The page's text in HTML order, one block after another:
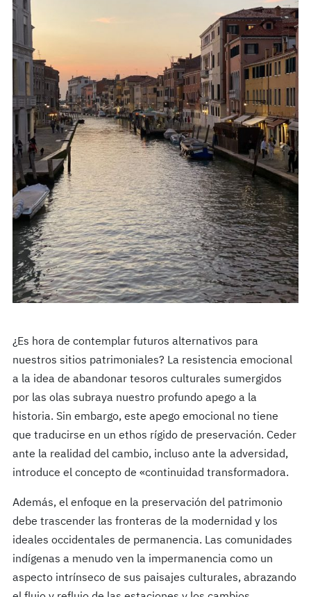
¿Es hora de contemplar futuros alternativos para
nuestros sitios patrimoniales? La resistencia emocional
a la idea de abandonar tesoros culturales sumergidos
por las olas subraya nuestro profundo apego a la
historia. Sin embargo, este apego emocional no tiene
que traducirse en un ethos rígido de preservación. Ceder
ante la realidad del cambio, incluso ante la adversidad,
introduce el concepto de «continuidad transformadora.
Además, el enfoque en la preservación del patrimonio
debe trascender las fronteras de la modernidad y los
ideales occidentales de permanencia. Las comunidades
indígenas a menudo ven la impermanencia como un
aspecto intrínseco de sus paisajes culturales, abrazando